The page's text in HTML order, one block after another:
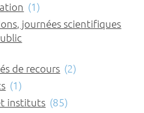
(1)
journées scientifiques
de recours (2)
(1)
instituts (85)